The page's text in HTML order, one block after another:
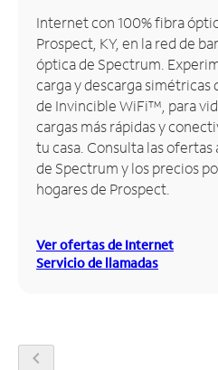
Inglés
Administrar
cuenta
Encuentra
una
tienda
Internet con 100% fibra
Prospect, KY, en la red de
óptica de Spectrum.
carga y descarga simétricas
de Invincible WiFi™, para
cargas más rápidas y
tu casa. Consulta las
de Spectrum y los precios
hogares de Prospect.
Ver ofertas de Internet
Servicio de llamadas
chevron_left